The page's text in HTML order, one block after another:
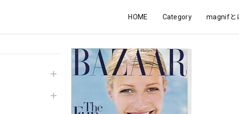
HOME Category magnifと